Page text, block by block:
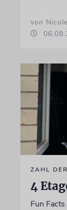
von
ZAHL
4
Fun